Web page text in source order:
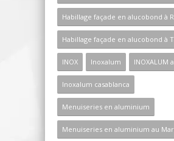
Habillage façade en alucobond à
Habillage façade en alucobond à
INOX Inoxalum INOXALUM
Inoxalum casablanca
Menuiseries en aluminium
Menuiseries en aluminium au